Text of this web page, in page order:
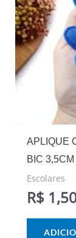
APLIQUE
BIC
Escolares
R$